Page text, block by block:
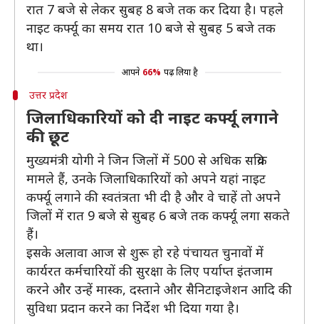
रात 7 बजे से लेकर सुबह 8 बजे तक कर दिया है। पहले
नाइट कर्फ्यू का समय रात 10 बजे से सुबह 5 बजे तक
था।
आपने 66% पढ़ लिया है
उत्तर प्रदेश
जिलाधिकारियों को दी नाइट कर्फ्यू लगाने
की छूट
मुख्यमंत्री योगी ने जिन जिलों में 500 से अधिक सक्रिय
मामले हैं, उनके जिलाधिकारियों को अपने यहां नाइट
कर्फ्यू लगाने की स्वतंत्रता भी दी है और वे चाहें तो अपने
जिलों में रात 9 बजे से सुबह 6 बजे तक कर्फ्यू लगा सकते
हैं।
इसके अलावा आज से शुरू हो रहे पंचायत चुनावों में
कार्यरत कर्मचारियों की सुरक्षा के लिए पर्याप्त इंतजाम
करने और उन्हें मास्क, दस्ताने और सैनिटाइजेशन आदि की
सुविधा प्रदान करने का निर्देश भी दिया गया है।